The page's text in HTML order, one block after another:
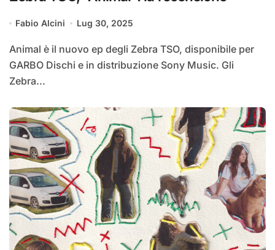
Fabio Alcini Lug 30, 2025
Animal è il nuovo ep degli Zebra TSO, disponibile per
GARBO Dischi e in distribuzione Sony Music. Gli
Zebra...